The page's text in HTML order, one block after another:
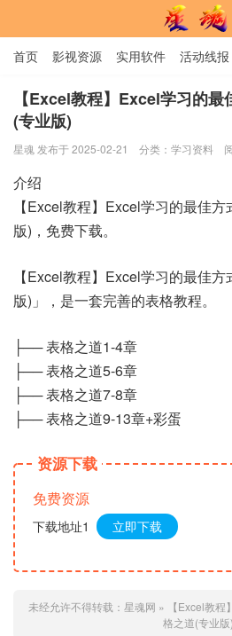
星魂网
首页 影视资源 实用软件 活动线报
用户中心 书籍 娱乐
【Excel教程】Excel学习的
(专业版)
星魂 发布于 2025-02-21 分类： 学习资料
介绍
【Excel教程】Excel学习的最佳
版)，免费下载。
【Excel教程】Excel学习的最佳
版)」，是一套完善的表格教程。
├── 表格之道1-4章
├── 表格之道5-6章
├── 表格之道7-8章
├── 表格之道9-13章+彩蛋
资源下载
免费资源
下载地址1 立即下载
未经允许不得转载： 星魂网 »
【Excel教
格之道(专业版)